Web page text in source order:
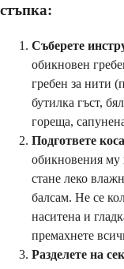
стъпка:
Съберете
обикновен
гребен за нити
бутилка гъст,
гореща,
Подгответе
обикновения му
стане леко
балсам. Не се
наситена и
премахнете
Разделете на